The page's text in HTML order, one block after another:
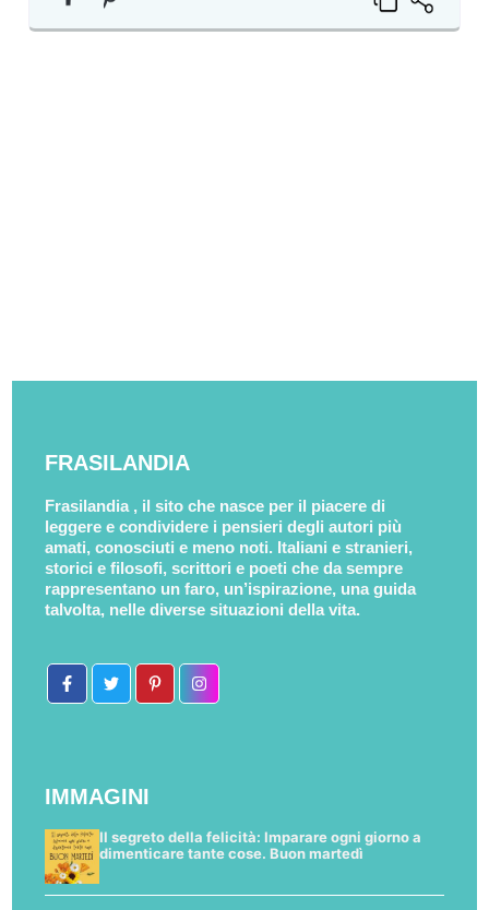
FRASILANDIA
Frasilandia , il sito che nasce per il piacere di
leggere e condividere i pensieri degli autori più
amati, conosciuti e meno noti. Italiani e stranieri,
storici e filosofi, scrittori e poeti che da sempre
rappresentano un faro, un’ispirazione, una guida
talvolta, nelle diverse situazioni della vita.
IMMAGINI
Il segreto della felicità: Imparare ogni giorno a
dimenticare tante cose. Buon martedì